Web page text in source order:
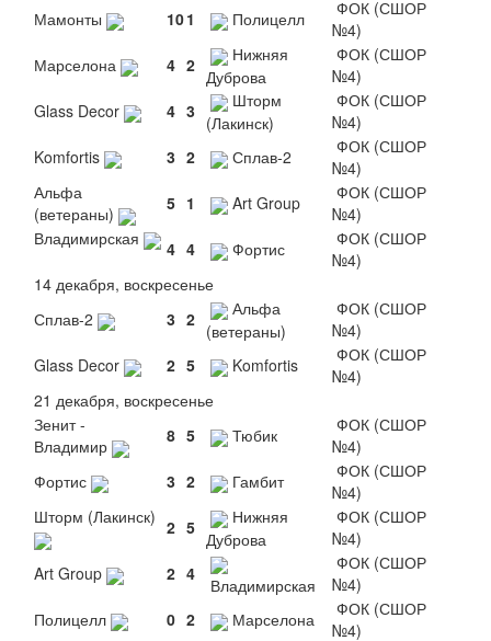
Мамонты 101 Полицелл
ФОК (СШОР
№4)
Марселона
4 2
Нижняя
Дуброва
ФОК (СШОР
№4)
Glass Decor
4 3
Шторм
(Лакинск)
ФОК (СШОР
№4)
Komfortis
3 2 Сплав-2
ФОК (СШОР
№4)
Альфа
(ветераны)
5 1 Art Group
ФОК (СШОР
№4)
Владимирская
4 4 Фортис
ФОК (СШОР
№4)
14 декабря, воскресенье
Сплав-2
3 2
Альфа
(ветераны)
ФОК (СШОР
№4)
Glass Decor
2 5 Komfortis
ФОК (СШОР
№4)
21 декабря, воскресенье
Зенит -
Владимир
8 5 Тюбик
ФОК (СШОР
№4)
Фортис
3 2 Гамбит
ФОК (СШОР
№4)
Шторм (Лакинск) 2 5
Нижняя
Дуброва
ФОК (СШОР
№4)
Art Group
2 4
Владимирская
ФОК (СШОР
№4)
Полицелл
0 2 Марселона
ФОК (СШОР
№4)